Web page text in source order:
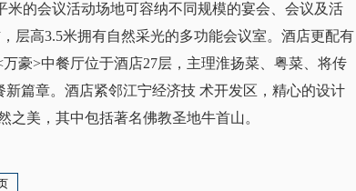
的会议活动场地可容纳不同规模的宴会、会议及活
层高3.5米拥有自然采光的多功能会议室。酒店更配有
豪>中餐厅位于酒店27层，主理淮扬菜、粤菜、将传
篇章。酒店紧邻江宁经济技 术开发区，精心的设计
美，其中包括著名佛教圣地牛首山。